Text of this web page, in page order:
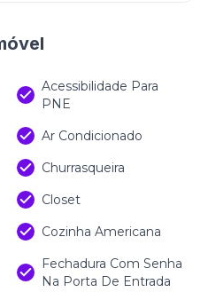
Acessibilidade Para
PNE
Ar Condicionado
Churrasqueira
Closet
Cozinha Americana
Fechadura Com Senha
Na Porta De Entrada